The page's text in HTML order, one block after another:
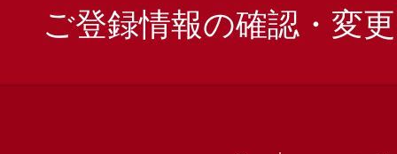
ご登録情報の確認・変更